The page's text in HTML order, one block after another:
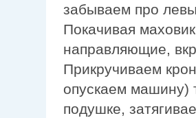
забываем про
Покачивая
направляющие,
Прикручиваем
опускаем машину)
подушке,